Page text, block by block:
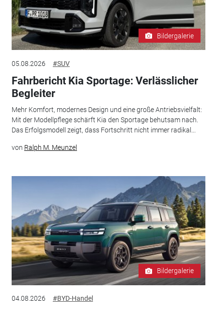
Bildergalerie
05.08.2026 #SUV
Fahrbericht Kia Sportage: Verlässlicher
Begleiter
Mehr Komfort, modernes Design und eine große Antriebsvielfalt:
Mit der Modellpflege schärft Kia den Sportage behutsam nach.
Das Erfolgsmodell zeigt, dass Fortschritt nicht immer radikal...
von Ralph M. Meunzel
Bildergalerie
04.08.2026 #BYD-Handel